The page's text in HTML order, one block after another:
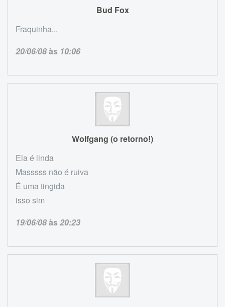
Bud Fox
Fraquinha...
20/06/08às 10:06
Wolfgang (o retorno!)
Ela é linda
Masssss não é ruiva
É uma tingida
isso sim
19/06/08às20:23